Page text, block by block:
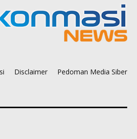
Disclaimer Pedoman Media Siber